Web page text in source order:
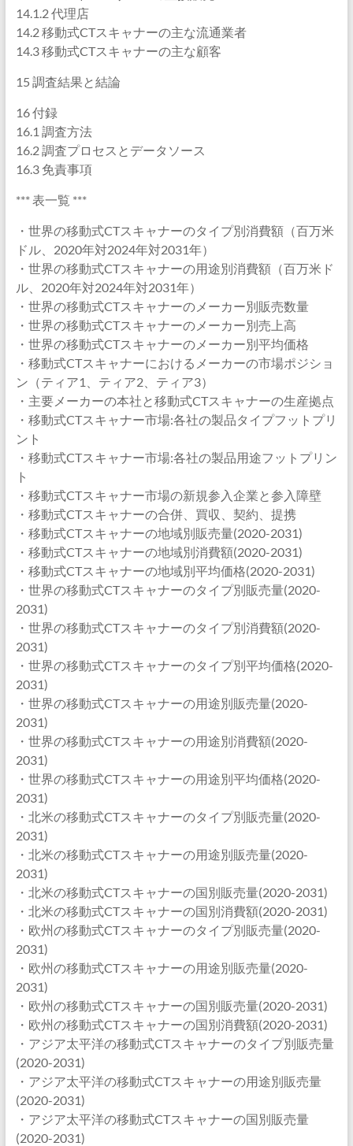
14.1.2 代理店
14.2 移動式CTスキャナーの主な流通業者
14.3 移動式CTスキャナーの主な顧客
15 調査結果と結論
16 付録
16.1 調査方法
16.2 調査プロセスとデータソース
16.3 免責事項
*** 表一覧 ***
・世界の移動式CTスキャナーのタイプ別消費額（百万米
ドル、2020年対2024年対2031年）
・世界の移動式CTスキャナーの用途別消費額（百万米ド
ル、2020年対2024年対2031年）
・世界の移動式CTスキャナーのメーカー別販売数量
・世界の移動式CTスキャナーのメーカー別売上高
・世界の移動式CTスキャナーのメーカー別平均価格
・移動式CTスキャナーにおけるメーカーの市場ポジショ
ン（ティア1、ティア2、ティア3）
・主要メーカーの本社と移動式CTスキャナーの生産拠点
・移動式CTスキャナー市場:各社の製品タイプフットプリ
ント
・移動式CTスキャナー市場:各社の製品用途フットプリン
ト
・移動式CTスキャナー市場の新規参入企業と参入障壁
・移動式CTスキャナーの合併、買収、契約、提携
・移動式CTスキャナーの地域別販売量(2020-2031)
・移動式CTスキャナーの地域別消費額(2020-2031)
・移動式CTスキャナーの地域別平均価格(2020-2031)
・世界の移動式CTスキャナーのタイプ別販売量(2020-
2031)
・世界の移動式CTスキャナーのタイプ別消費額(2020-
2031)
・世界の移動式CTスキャナーのタイプ別平均価格(2020-
2031)
・世界の移動式CTスキャナーの用途別販売量(2020-
2031)
・世界の移動式CTスキャナーの用途別消費額(2020-
2031)
・世界の移動式CTスキャナーの用途別平均価格(2020-
2031)
・北米の移動式CTスキャナーのタイプ別販売量(2020-
2031)
・北米の移動式CTスキャナーの用途別販売量(2020-
2031)
・北米の移動式CTスキャナーの国別販売量(2020-2031)
・北米の移動式CTスキャナーの国別消費額(2020-2031)
・欧州の移動式CTスキャナーのタイプ別販売量(2020-
2031)
・欧州の移動式CTスキャナーの用途別販売量(2020-
2031)
・欧州の移動式CTスキャナーの国別販売量(2020-2031)
・欧州の移動式CTスキャナーの国別消費額(2020-2031)
・アジア太平洋の移動式CTスキャナーのタイプ別販売量
(2020-2031)
・アジア太平洋の移動式CTスキャナーの用途別販売量
(2020-2031)
・アジア太平洋の移動式CTスキャナーの国別販売量
(2020-2031)